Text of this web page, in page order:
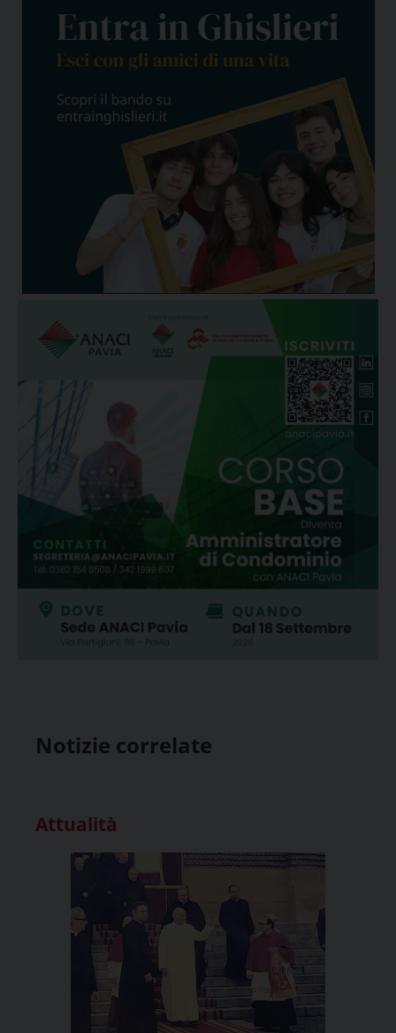
Notizie correlate
Attualità